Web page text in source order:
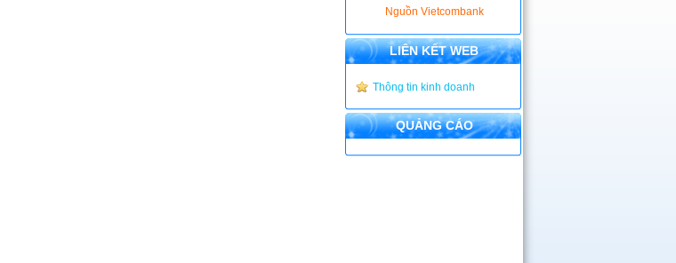
Nguồn Vietcombank
LIÊN KẾT WEB
Thông tin kinh doanh
QUẢNG CÁO